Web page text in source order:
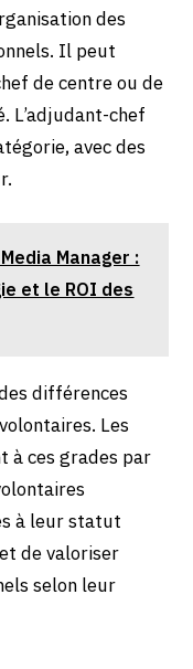
des
Il peut
de centre ou de
L’adjudant-chef
avec des
Manager :
et le ROI des
différences
Les
à ces grades par
à leur statut
de valoriser
selon leur